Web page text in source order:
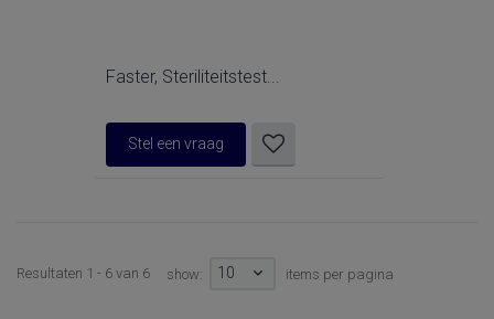
Faster, Steriliteitstest...
Stel een vraag
Resultaten 1 - 6 van 6 show: 10 items per pagina